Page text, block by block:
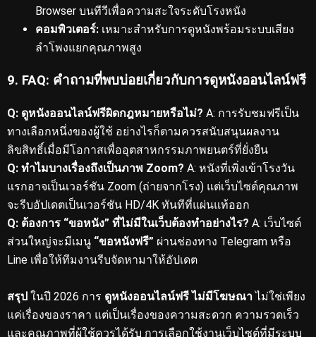
Browser บนทีวีเพื่อความสะใจระดับโรงหนัง
คอมพิวเตอร์: เหมาะสำหรับการดูหนังพร้อมระบบเสียง
ลำโพงแยกคุณภาพสูง
9. FAQ: คำถามที่พบบ่อยเกี่ยวกับการดูหนังออนไลน์ฟรี
Q: ดูหนังออนไลน์ฟรีผิดกฎหมายหรือไม่? A: การรับชมฟรีเป็น
ทางเลือกหนึ่งของผู้ใช้ อย่างไรก็ตามควรสนับสนุนผลงาน
ลิขสิทธิ์เมื่อมีโอกาสเพื่ออุตสาหกรรมภาพยนตร์ที่ยั่งยืน
Q: ทำไมบางเรื่องถึงเป็นภาพ Zoom? A: หนังที่เพิ่งเข้าโรงวัน
แรกอาจเป็นเวอร์ชัน Zoom (ถ่ายจากโรง) แต่เว็บไซต์คุณภาพ
จะรีบอัปเดตเป็นเวอร์ชัน HD/4K ทันทีที่แผ่นแท้ออก
Q: ต้องการ “ขอหนัง” ที่ไม่มีในเว็บต้องทำอย่างไร? A: เว็บไซต์
ส่วนใหญ่จะมีเมนู “ขอหนังฟรี” ผ่านช่องทาง Telegram หรือ
Line เพื่อให้ทีมงานรีบจัดหามาให้อัปเดต
สรุป ในปี 2026 การ ดูหนังออนไลน์ฟรี ไม่มีโฆษณาไม่ใช่เพียง
แค่เรื่องของราคา แต่เป็นเรื่องของความสะดวก ความรวดเร็ว
และคุณภาพที่ผู้ใช้ควรได้รับ การเลือกใช้งานเว็บไซต์ที่มีระบบ